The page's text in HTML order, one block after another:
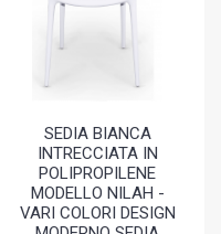
SEDIA BIANCA
INTRECCIATA IN
POLIPROPILENE
MODELLO NILAH -
VARI COLORI DESIGN